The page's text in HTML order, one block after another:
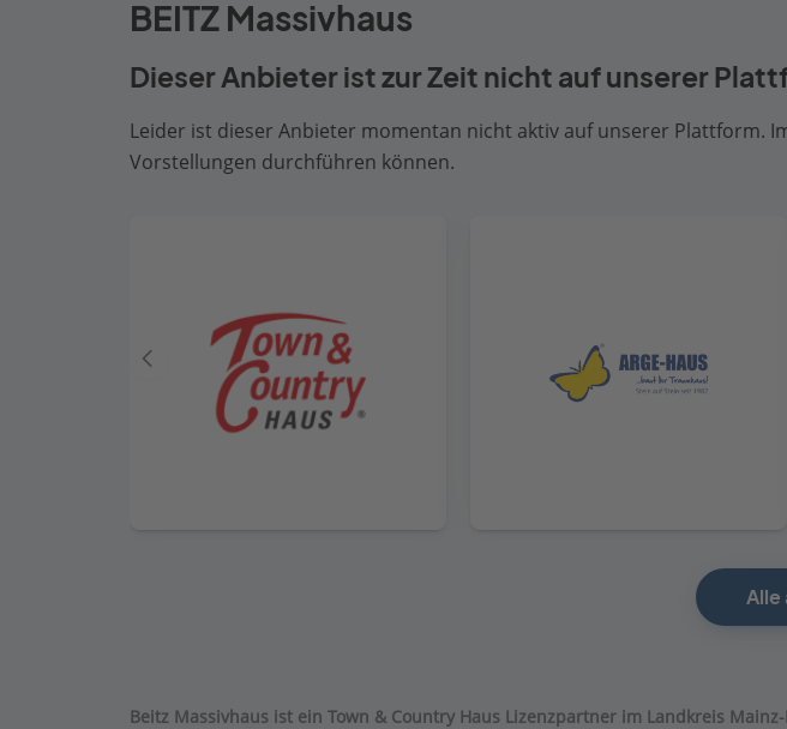
BEITZ Massivhaus
Dieser Anbieter ist zur Zeit nicht auf unserer
Leider ist dieser Anbieter momentan nicht aktiv auf unserer Plattform.
Vorstellungen durchführen können.
Vorheriger
Alle
Beitz Massivhaus ist ein Town & Country Haus Lizenzpartner im Landkreis